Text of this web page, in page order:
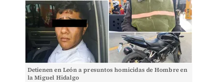
Detienen en León a presuntos homicidas de Hombre en
la Miguel Hidalgo